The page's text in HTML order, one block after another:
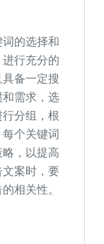
的选择和
行充分的
备一定搜
需求，选
分组，根
个关键词
，以提高
案时，要
相关性。